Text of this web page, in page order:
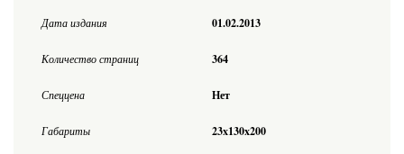
Дата издания 01.02.2013
Количество страниц 364
Спеццена Нет
Габариты 23x130x200